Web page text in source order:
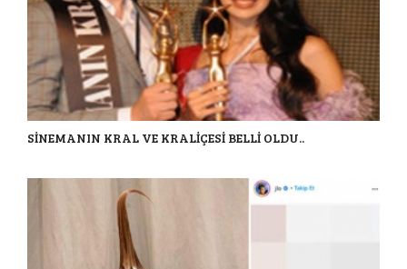
SİNEMANIN KRAL VE KRALİÇESİ BELLİ OLDU..